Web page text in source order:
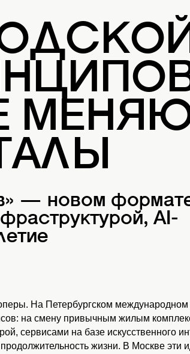
— новом
AI-
На Петербургском
на смену привычным жилым
сервисами на базе искусственного
жизни. В Москве